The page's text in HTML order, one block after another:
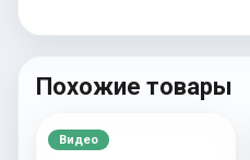
Похожие товары
Видео